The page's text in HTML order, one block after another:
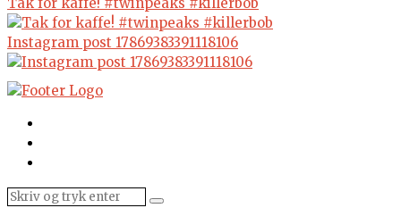
Instagram post 17869383391118106